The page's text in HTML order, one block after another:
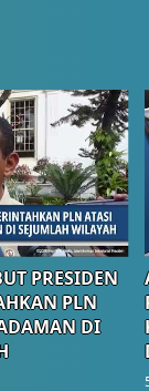
PRESIDEN
PLN
DI